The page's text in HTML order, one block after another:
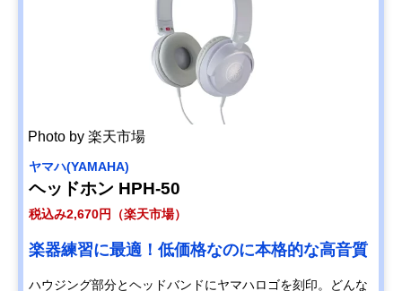
Photo by 楽天市場
ヤマハ(YAMAHA)
ヘッドホン HPH-50
税込み2,670円（楽天市場）
楽器練習に最適！低価格なのに本格的な高音質
ハウジング部分とヘッドバンドにヤマハロゴを刻印。どんな